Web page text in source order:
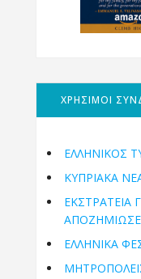
ΧΡΗΣΙΜΟΙ
ΕΛΛΗΝΙΚΟΣ
ΚΥΠΡΙΑΚΑ
ΕΚΣΤΡΑΤΕΙΑ
ΕΛΛΗΝΙΚΆ